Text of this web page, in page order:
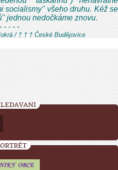
socialismy" všeho druhu. Kéž se
jednou nedočkáme znovu.
- - - - -
/ † † † České Budějovice